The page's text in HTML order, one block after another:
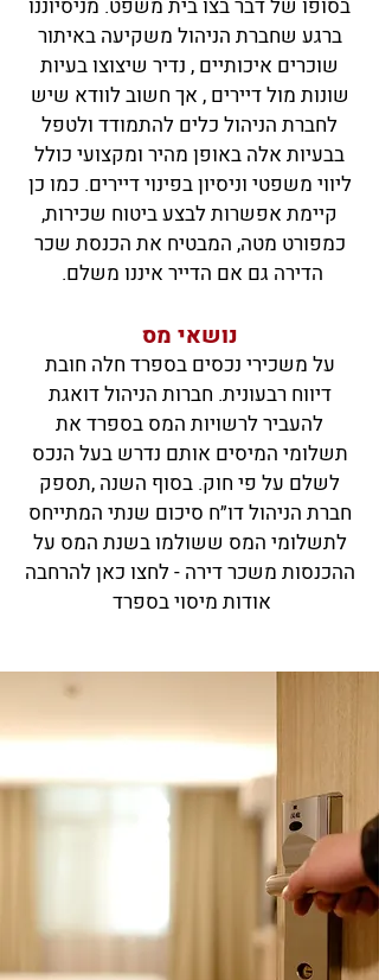
בסופו של דבר בצו בית משפט. מניסיוננו
ברגע שחברת הניהול משקיעה באיתור
שוכרים איכותיים , נדיר שיצוצו בעיות
שונות מול דיירים , אך חשוב לוודא שיש
לחברת הניהול כלים להתמודד ולטפל
בבעיות אלה באופן מהיר ומקצועי כולל
ליווי משפטי וניסיון בפינוי דיירים. כמו כן
קיימת אפשרות לבצע ביטוח שכירות,
כמפורט מטה, המבטיח את הכנסת שכר
הדירה גם אם הדייר איננו משלם.
נושאי מס
על משכירי נכסים בספרד חלה חובת
דיווח רבעונית. חברות הניהול דואגת
להעביר לרשויות המס בספרד את
תשלומי המיסים אותם נדרש בעל הנכס
לשלם על פי חוק. בסוף השנה ,תספק
חברת הניהול דו״ח סיכום שנתי המתייחס
לתשלומי המס ששולמו בשנת המס על
ההכנסות משכר דירה - לחצו כאן להרחבה
אודות מיסוי בספרד